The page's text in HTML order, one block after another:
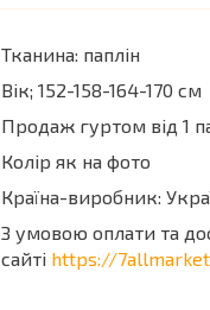
Тканина: паплін
Вік; 152-158-164-170 см
Продаж гуртом від 1
Колір як на фото
Країна-виробник:
З умовою оплати та
сайті https://